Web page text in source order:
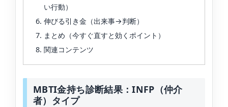
い行動）
伸びる引き金（出来事→判断）
まとめ（今すぐ直すと効くポイント）
関連コンテンツ
MBTI金持ち診断結果：INFP（仲介
者）タイプ